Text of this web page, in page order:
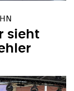
sieht